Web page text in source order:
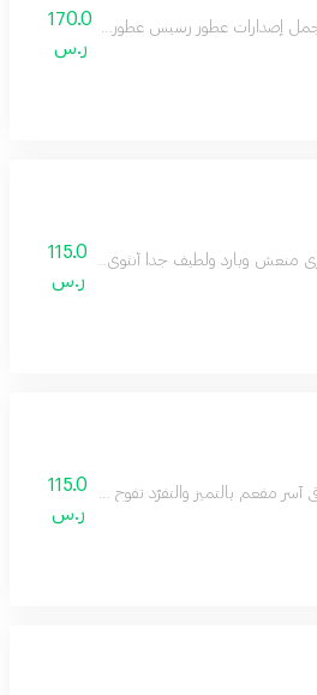
إصدارات عطور رسيس عطور النيش الفاخرة
170.0
ر.س
منعش وبارد ولطيف جداً أنثوي بامتياز عطر
115.0
ر.س
آسر مفعم بالتميز والتفرّد تفوح منه رائحة
115.0
ر.س